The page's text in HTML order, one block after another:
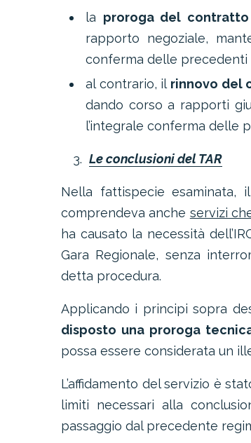
la proroga del contratto
rapporto negoziale,
conferma delle precedenti
al contrario, il rinnovo del
dando corso a rapporti
l’integrale conferma delle
Le conclusioni del TAR
Nella fattispecie esaminata,
comprendeva anche servizi
ha causato la necessità
Gara Regionale, senza
detta procedura.
Applicando i principi sopra
disposto una proroga
possa essere considerata un
L’affidamento del servizio è
limiti necessari alla
passaggio dal precedente